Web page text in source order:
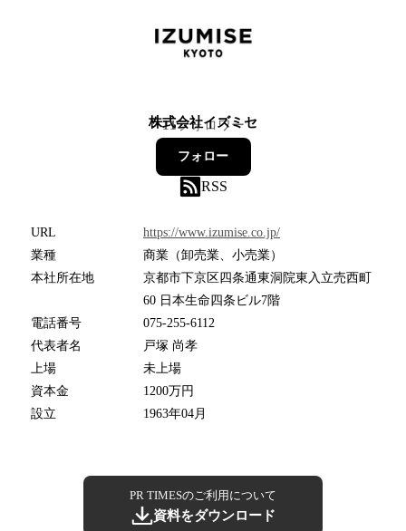
株式会社イズミセ
11フォロワー
フォロー
RSS
URL
https://www.izumise.co.jp/
業種
商業（卸売業、小売業）
本社所在地
京都市下京区四条通東洞院東入立売西町
60 日本生命四条ビル7階
電話番号
075-255-6112
代表者名
戸塚 尚孝
上場
未上場
資本金
1200万円
設立
1963年04月
PR TIMESのご利用について
資料をダウンロード